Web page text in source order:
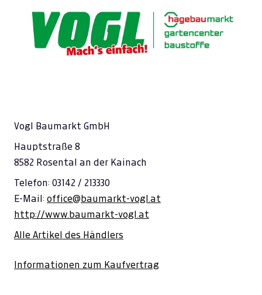
Vogl Baumarkt GmbH
Hauptstraße 8
8582 Rosental an der Kainach
Telefon: 03142 / 213330
E-Mail: office@baumarkt-vogl.at
http://www.baumarkt-vogl.at
Alle Artikel des Händlers
Informationen zum Kaufvertrag